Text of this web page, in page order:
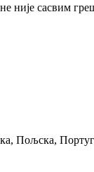
није сасвим
Пољска,